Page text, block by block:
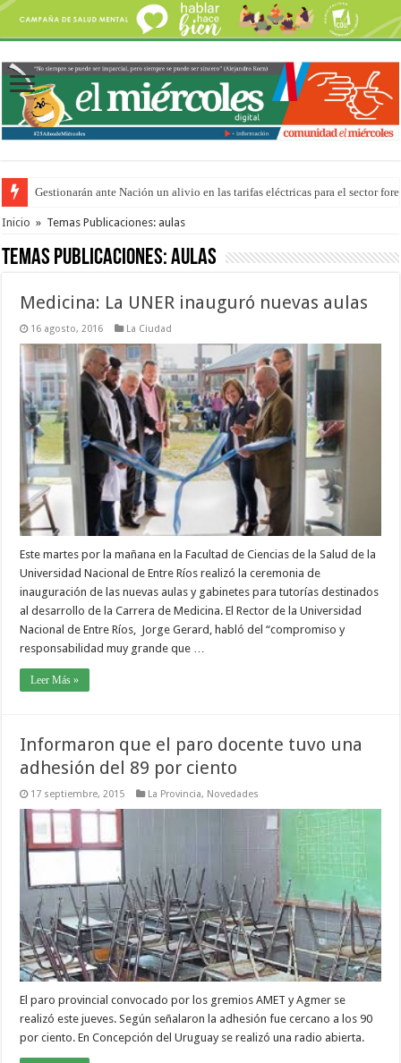
Gestionarán ante Nación un alivio en las tarifas eléctricas para el sector
La media sanción a la ley de Inviolabilidad ya ingresó en revisión a
Inicio » Temas Publicaciones: aulas
Temas Publicaciones:aulas
Medicina: La UNER inauguró nuevas aulas
16 agosto, 2016 La Ciudad
Este martes por la mañana en la Facultad de Ciencias de la Salud de la
Universidad Nacional de Entre Ríos realizó la ceremonia de
inauguración de las nuevas aulas y gabinetes para tutorías destinados
al desarrollo de la Carrera de Medicina. El Rector de la Universidad
Nacional de Entre Ríos, Jorge Gerard, habló del “compromiso y
responsabilidad muy grande que …
Leer Más »
Informaron que el paro docente tuvo una
adhesión del 89 por ciento
17 septiembre, 2015 La Provincia, Novedades
El paro provincial convocado por los gremios AMET y Agmer se
realizó este jueves. Según señalaron la adhesión fue cercano a los 90
por ciento. En Concepción del Uruguay se realizó una radio abierta.